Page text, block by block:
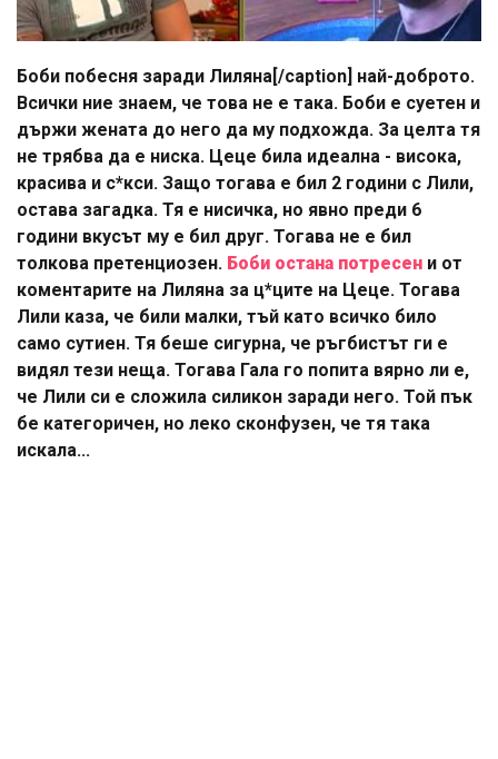
Боби побесня заради Лиляна[/caption] най-доброто.
Всички ние знаем, че това не е така. Боби е суетен и
държи жената до него да му подхожда. За целта тя
не трябва да е ниска. Цеце била идеална - висока,
красива и с*кси. Защо тогава е бил 2 години с Лили,
остава загадка. Тя е нисичка, но явно преди 6
години вкусът му е бил друг. Тогава не е бил
толкова претенциозен. Боби остана потресен и от
коментарите на Лиляна за ц*ците на Цеце. Тогава
Лили каза, че били малки, тъй като всичко било
само сутиен. Тя беше сигурна, че ръгбистът ги е
видял тези неща. Тогава Гала го попита вярно ли е,
че Лили си е сложила силикон заради него. Той пък
бе категоричен, но леко сконфузен, че тя така
искала...